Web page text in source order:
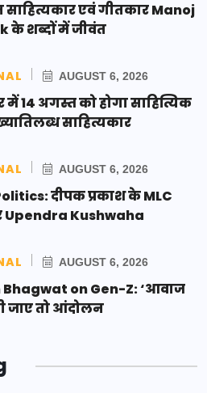
साहित्यकार एवं गीतकार Manoj
के शब्दों में जीवंत
AUGUST 6, 2026
में 14 अगस्त को होगा साहित्यिक
साहित्यकार
AUGUST 6, 2026
दीपक प्रकाश के MLC
Upendra Kushwaha
AUGUST 6, 2026
Bhagwat on Gen-Z: ‘आवाज
जाए तो आंदोलन